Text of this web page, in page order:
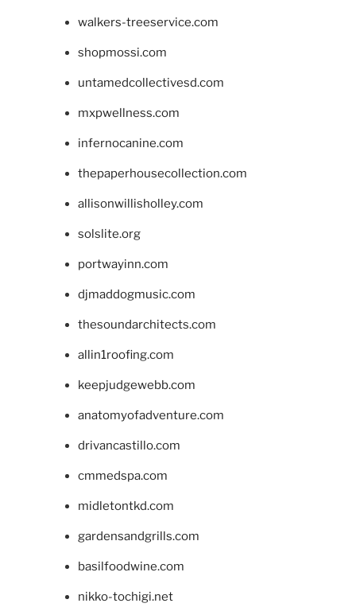
walkers-treeservice.com
shopmossi.com
untamedcollectivesd.com
mxpwellness.com
infernocanine.com
thepaperhousecollection.com
allisonwillisholley.com
solslite.org
portwayinn.com
djmaddogmusic.com
thesoundarchitects.com
allin1roofing.com
keepjudgewebb.com
anatomyofadventure.com
drivancastillo.com
cmmedspa.com
midletontkd.com
gardensandgrills.com
basilfoodwine.com
nikko-tochigi.net